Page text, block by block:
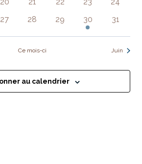
0
27
0
28
0
évènements
29
1
évènement
30
0
31
Ce mois-ci Juin
au calendrier